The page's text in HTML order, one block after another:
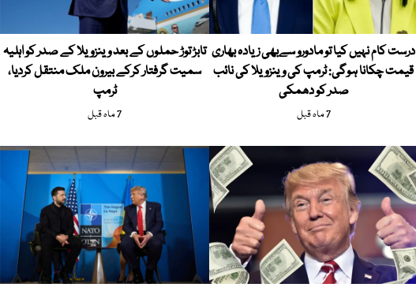
درست کام نہیں کیا تو مادورو سےبھی زیادہ بھاری
قیمت چکانا ہوگی: ٹرمپ کی وینزویلا کی نائب
صدر کو دھمکی
7 ماہ قبل
تابڑ توڑ حملوں کے بعد وینزویلا کے صدر کو اہلیہ
سمیت گرفتار کرکے بیرون ملک منتقل کردیا،
ٹرمپ
7 ماہ قبل